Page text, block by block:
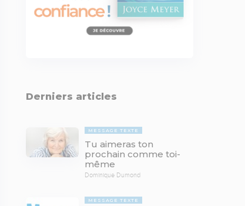
Derniers articles
MESSAGE TEXTE
Tu aimeras ton
prochain comme toi-
même
Dominique Dumond
MESSAGE TEXTE